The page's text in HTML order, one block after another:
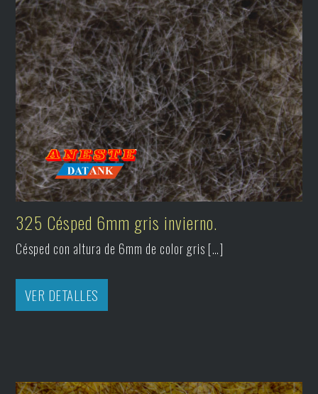
325 Césped 6mm gris invierno.
Césped con altura de 6mm de color gris […]
VER DETALLES